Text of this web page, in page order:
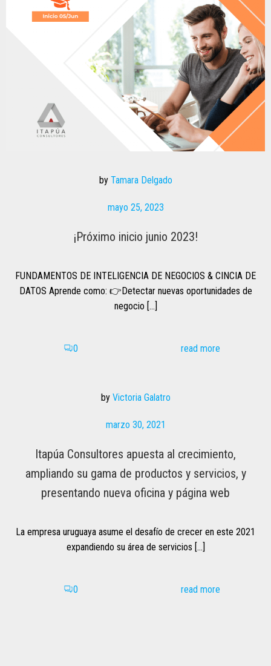
by Tamara Delgado
mayo 25, 2023
¡Próximo inicio junio 2023!
FUNDAMENTOS DE INTELIGENCIA DE NEGOCIOS & CINCIA DE
DATOS Aprende como: 👉Detectar nuevas oportunidades de
negocio […]
0 read more
by Victoria Galatro
marzo 30, 2021
Itapúa Consultores apuesta al crecimiento,
ampliando su gama de productos y servicios, y
presentando nueva oficina y página web
La empresa uruguaya asume el desafío de crecer en este 2021
expandiendo su área de servicios […]
0 read more